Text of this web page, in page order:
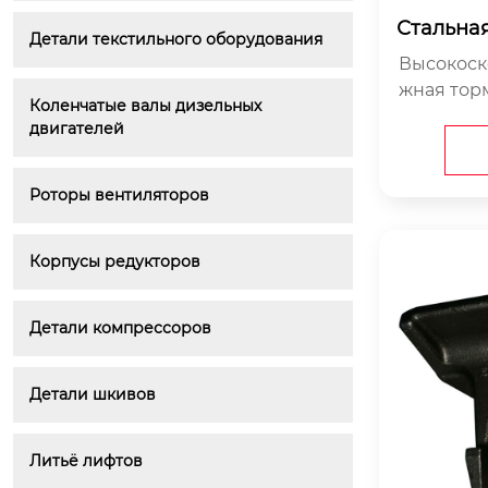
Детали текстильного оборудования
Коленчатые валы дизельных
двигателей
Роторы вентиляторов
Корпусы редукторов
Детали компрессоров
Детали шкивов
Литьё лифтов
жная
ена из